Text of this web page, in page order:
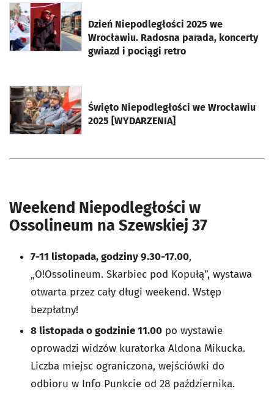
Dzień Niepodległości 2025 we
Wrocławiu. Radosna parada, koncerty
gwiazd i pociągi retro
otworzy się w nowej karcie
Święto Niepodległości we Wrocławiu
2025 [WYDARZENIA]
otworzy się w nowej karcie
Weekend Niepodległości w
Ossolineum na Szewskiej 37
7-11 listopada, godziny 9.30-17.00,
„O!Ossolineum. Skarbiec pod Kopułą”, wystawa
otwarta przez cały długi weekend. Wstęp
bezpłatny!
8 listopada o godzinie 11.00 po wystawie
oprowadzi widzów kuratorka Aldona Mikucka.
Liczba miejsc ograniczona, wejściówki do
odbioru w Info Punkcie od 28 października.